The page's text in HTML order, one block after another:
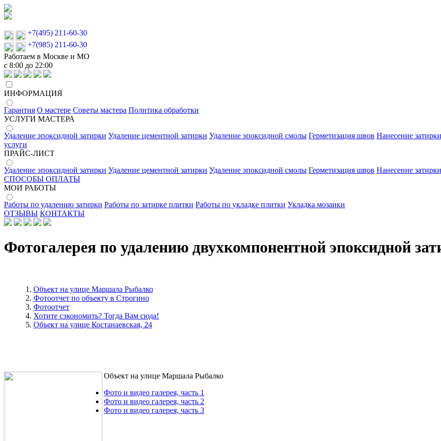
+7(495) 211-60-30
+7(985) 211-60-30
Работаем в Москве и МО
с 8:00 до 22:00
ИНФОРМАЦИЯ
Гарантия О мастере Советы мастера Политика обработки
УСЛУГИ МАСТЕРА
Удаление эпоксидной затирки Удаление цементной затирки Удаление эпоксидной смолы Герметизация швов Нанесение затирки
услуги
ПРАЙС-ЛИСТ
Удаление эпоксидной затирки Удаление цементной затирки Удаление эпоксидной смолы Герметизация швов Нанесение затирки
СПОСОБЫ ОПЛАТЫ
МОИ РАБОТЫ
Работы по удалению затирки Работы по затирке плитки Работы по укладке плитки Укладка мозаики
ОТЗЫВЫ КОНТАКТЫ
Фотогалерея по удалению двухкомпонентной эпоксидной
Объект на улице Маршала Рыбалко
Фотоотчет по объекту в Строгино
Фотоотчет
Хотите сэкономить? Тогда Вам сюда!
Объект на улице Костанаевская, 24
Объект на улице Маршала Рыбалко
Фото и видео галерея, часть 1
Фото и видео галерея, часть 2
Фото и видео галерея, часть 3